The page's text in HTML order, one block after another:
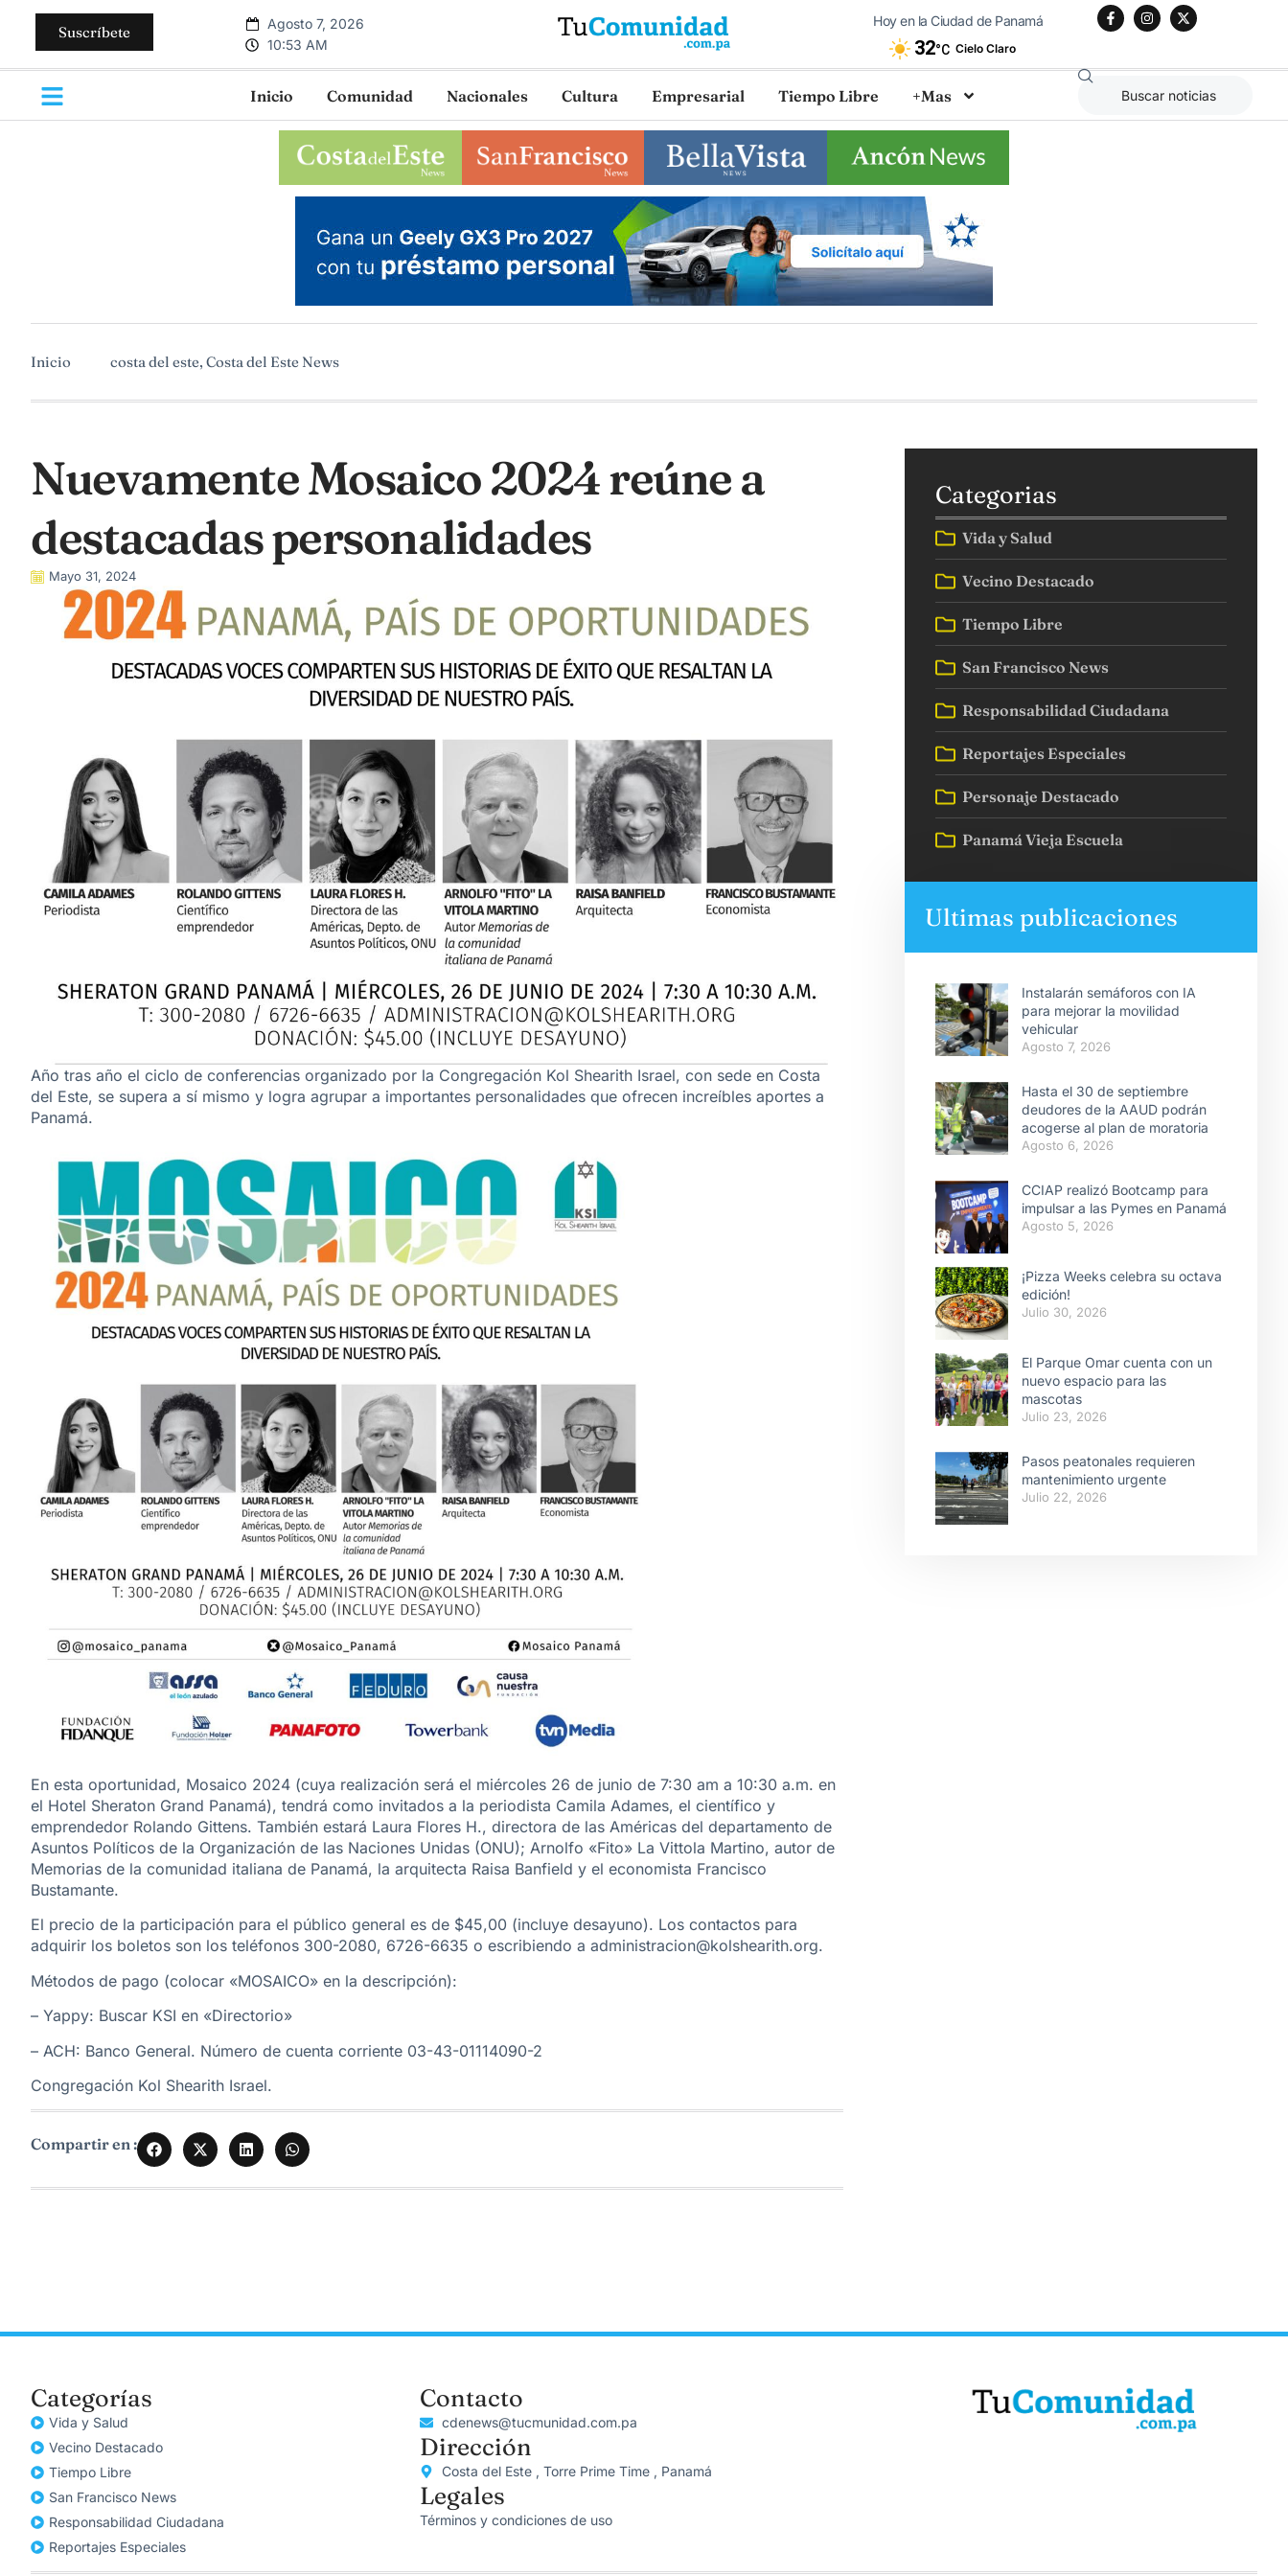
Suscríbete
Agosto 7, 2026
10:53 AM
Hoy en la Ciudad de Panamá
32°C Cielo Claro
Inicio Comunidad Nacionales Cultura Empresarial Tiempo Libre +Mas
Inicio costa del este, Costa del Este News
Nuevamente Mosaico 2024 reúne a
destacadas personalidades
Mayo 31, 2024
Año tras año el ciclo de conferencias organizado por la Congregación Kol Shearith Israel, con sede en Costa
del Este, se supera a sí mismo y logra agrupar a importantes personalidades que ofrecen increíbles aportes a
Panamá.
En esta oportunidad, Mosaico 2024 (cuya realización será el miércoles 26 de junio de 7:30 am a 10:30 a.m. en
el Hotel Sheraton Grand Panamá), tendrá como invitados a la periodista Camila Adames, el científico y
emprendedor Rolando Gittens. También estará Laura Flores H., directora de las Américas del departamento de
Asuntos Políticos de la Organización de las Naciones Unidas (ONU); Arnolfo «Fito» La Vittola Martino, autor de
Memorias de la comunidad italiana de Panamá, la arquitecta Raisa Banfield y el economista Francisco
Bustamante.
El precio de la participación para el público general es de $45,00 (incluye desayuno). Los contactos para
adquirir los boletos son los teléfonos 300-2080, 6726-6635 o escribiendo a administracion@kolshearith.org.
Métodos de pago (colocar «MOSAICO» en la descripción):
– Yappy: Buscar KSI en «Directorio»
– ACH: Banco General. Número de cuenta corriente 03-43-01114090-2
Congregación Kol Shearith Israel.
Compartir en :
Categorias
Vida y Salud
Vecino Destacado
Tiempo Libre
San Francisco News
Responsabilidad Ciudadana
Reportajes Especiales
Personaje Destacado
Panamá Vieja Escuela
Ultimas publicaciones
Instalarán semáforos con IA
para mejorar la movilidad
vehicular
Agosto 7, 2026
Hasta el 30 de septiembre
deudores de la AAUD podrán
acogerse al plan de moratoria
Agosto 6, 2026
CCIAP realizó Bootcamp para
impulsar a las Pymes en Panamá
Agosto 5, 2026
¡Pizza Weeks celebra su octava
edición!
Julio 30, 2026
El Parque Omar cuenta con un
nuevo espacio para las
mascotas
Julio 23, 2026
Pasos peatonales requieren
mantenimiento urgente
Julio 22, 2026
Categorías
Vida y Salud
Vecino Destacado
Tiempo Libre
San Francisco News
Responsabilidad Ciudadana
Reportajes Especiales
Contacto
cdenews@tucmunidad.com.pa
Dirección
Costa del Este , Torre Prime Time , Panamá
Legales
Términos y condiciones de uso